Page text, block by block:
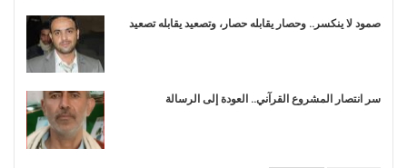
صمود لا ينكسر.. وحصار يقابله حصار، وتصعيد يقابله تصعيد
سر انتصار المشروع القرآني.. العودة إلى الرسالة